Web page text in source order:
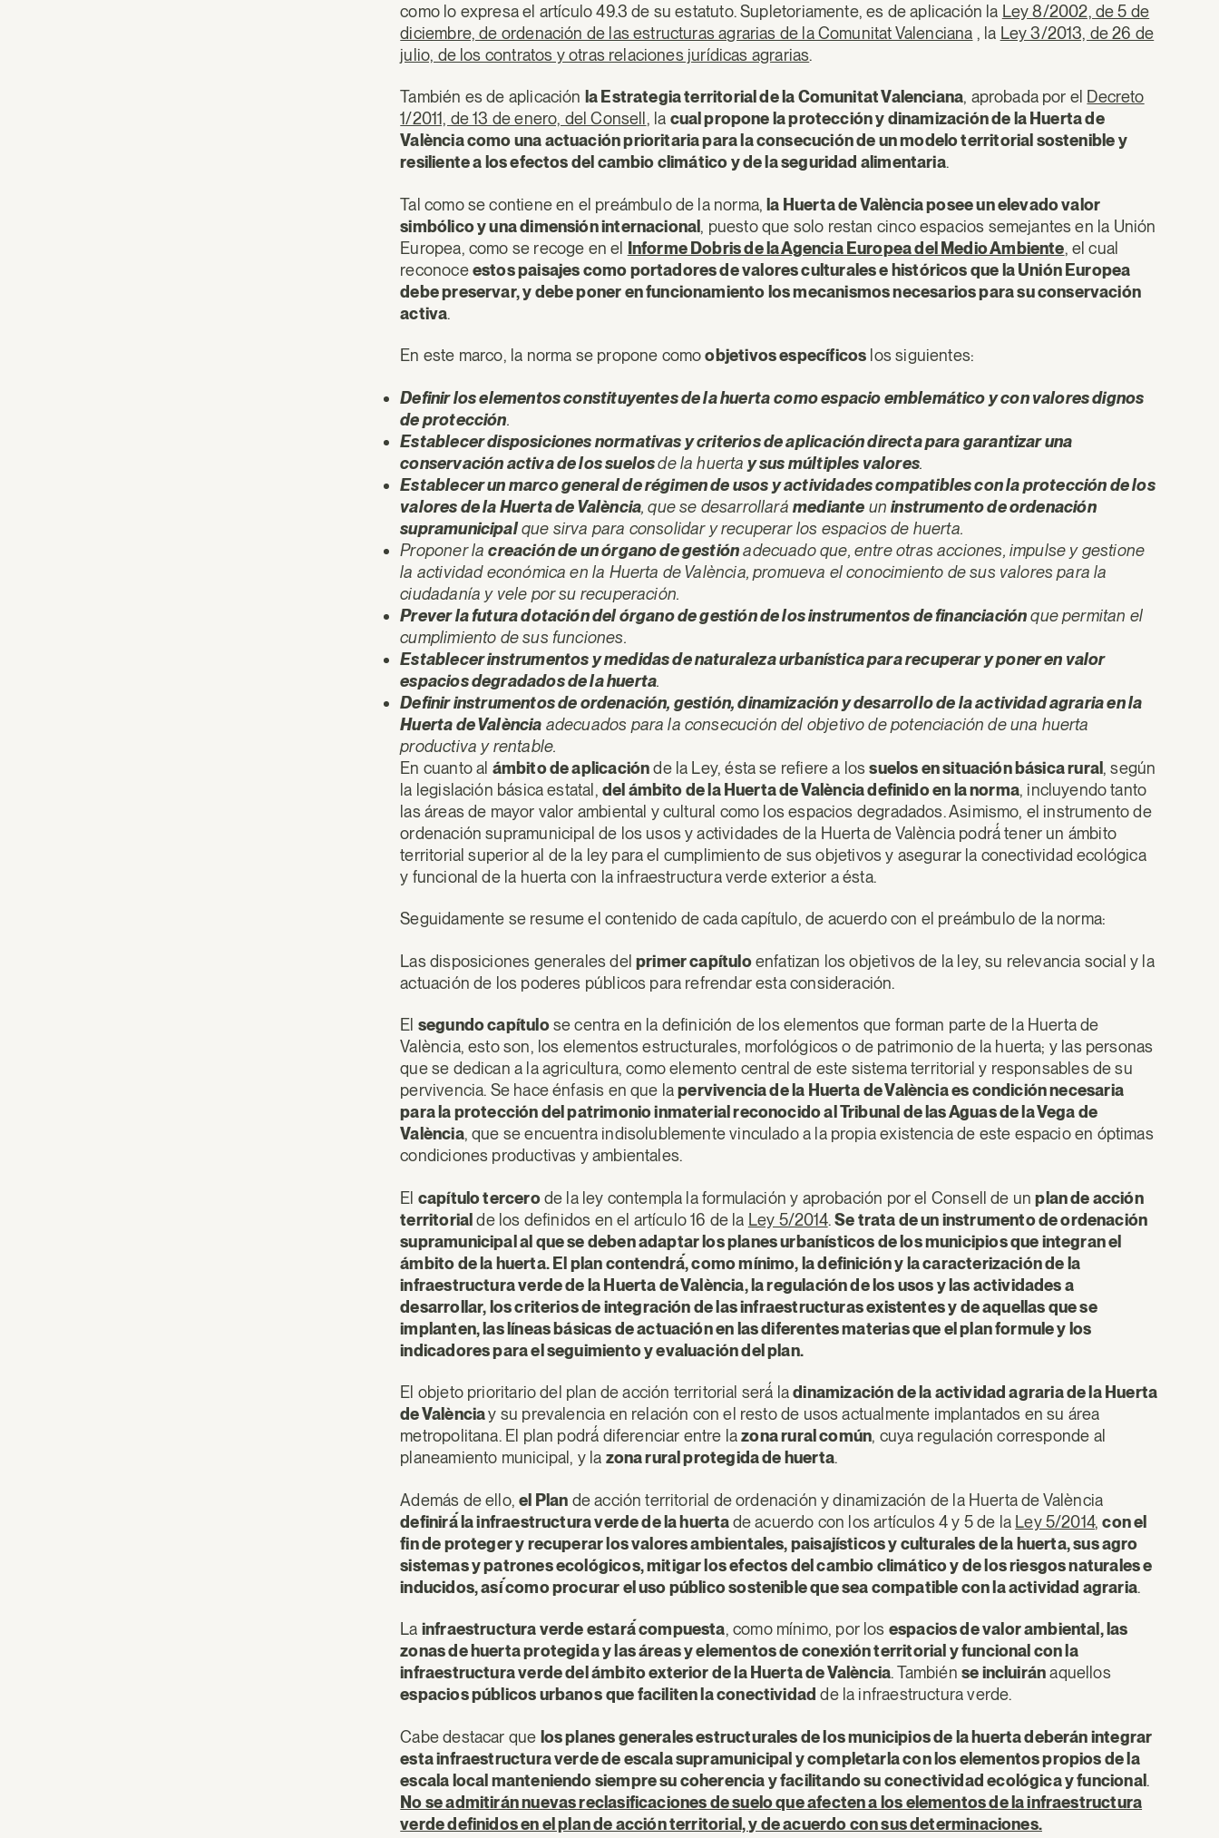
como lo expresa el artículo 49.3 de su estatuto. Supletoriamente, es de aplicación la Ley 8/2002, de 5 de
diciembre, de ordenación de las estructuras agrarias de la Comunitat Valenciana , la Ley 3/2013, de 26 de
julio, de los contratos y otras relaciones jurídicas agrarias.
También es de aplicación la Estrategia territorial de la Comunitat Valenciana, aprobada por el Decreto
1/2011, de 13 de enero, del Consell , la cual propone la protección y dinamización de la Huerta de
València como una actuación prioritaria para la consecución de un modelo territorial sostenible y
resiliente a los efectos del cambio climático y de la seguridad alimentaria.
Tal como se contiene en el preámbulo de la norma,la Huerta de València posee un elevado valor
simbólico y una dimensión internacional, puesto que solo restan cinco espacios semejantes en la Unión
Europea, como se recoge en el Informe Dobris de la Agencia Europea del Medio Ambiente, el cual
reconoceestos paisajes como portadores de valores culturales e históricos que la Unión Europea
debe preservar, y debe poner en funcionamiento los mecanismos necesarios para su conservación
activa.
En este marco, la norma se propone comoobjetivos específicos los siguientes:
Definir los elementos constituyentes de la huerta como espacio emblemático y con valores dignos
de protección.
Establecer disposiciones normativas y criterios de aplicación directa para garantizar una
conservación activa de los suelosde la huerta y sus múltiples valores.
Establecer un marco general de régimen de usos y actividades compatibles con la protección de los
valores de la Huerta de València, que se desarrollarámediante uninstrumento de ordenación
supramunicipalque sirva para consolidar y recuperar los espacios de huerta.
Proponer lacreación de un órgano de gestiónadecuado que, entre otras acciones, impulse y gestione
la actividad económica en la Huerta de València, promueva el conocimiento de sus valores para la
ciudadanía y vele por su recuperación.
Prever la futura dotación del órgano de gestión de los instrumentos de financiaciónque permitan el
cumplimiento de sus funciones.
Establecer instrumentos y medidas de naturaleza urbanística para recuperar y poner en valor
espacios degradados de la huerta.
Definir instrumentos de ordenación, gestión, dinamización y desarrollo de la actividad agraria en la
Huerta de València adecuados para la consecución del objetivo de potenciación de una huerta
productiva y rentable.
En cuanto al ámbito de aplicaciónde la Ley, ésta se refiere a lossuelos en situación básica rural, según
la legislación básica estatal, del ámbito de la Huerta de València definido en la norma, incluyendo tanto
las áreas de mayor valor ambiental y cultural como los espacios degradados. Asimismo, el instrumento de
ordenación supramunicipal de los usos y actividades de la Huerta de València podrá́ tener un ámbito
territorial superior al de la ley para el cumplimiento de sus objetivos y asegurar la conectividad ecológica
y funcional de la huerta con la infraestructura verde exterior a ésta.
Seguidamente se resume el contenido de cada capítulo, de acuerdo con el preámbulo de la norma:
Las disposiciones generales delprimer capítuloenfatizan los objetivos de la ley, su relevancia social y la
actuación de los poderes públicos para refrendar esta consideración.
El segundo capítulose centra en la definición de los elementos que forman parte de la Huerta de
València, esto son, los elementos estructurales, morfológicos o de patrimonio de la huerta; y las personas
que se dedican a la agricultura, como elemento central de este sistema territorial y responsables de su
pervivencia. Se hace énfasis en que lapervivencia de la Huerta de València es condición necesaria
para la protección del patrimonio inmaterial reconocido al Tribunal de las Aguas de la Vega de
València, que se encuentra indisolublemente vinculado a la propia existencia de este espacio en óptimas
condiciones productivas y ambientales.
El capítulo tercerode la ley contempla la formulación y aprobación por el Consell de unplan de acción
territorialde los definidos en el artículo 16 de la Ley 5/2014.Se trata de un instrumento de ordenación
supramunicipal al que se deben adaptar los planes urbanísticos de los municipios que integran el
ámbito de la huerta. El plan contendrá́, como mínimo, la definición y la caracterización de la
infraestructura verde de la Huerta de València, la regulación de los usos y las actividades a
desarrollar, los criterios de integración de las infraestructuras existentes y de aquellas que se
implanten, las líneas básicas de actuación en las diferentes materias que el plan formule y los
indicadores para el seguimiento y evaluación del plan.
El objeto prioritario del plan de acción territorial será́ ladinamización de la actividad agraria de la Huerta
de Valènciay su prevalencia en relación con el resto de usos actualmente implantados en su área
metropolitana. El plan podrá́ diferenciar entre lazona rural común, cuya regulación corresponde al
planeamiento municipal, y la zona rural protegida de huerta.
Además de ello,el Plan de acción territorial de ordenación y dinamización de la Huerta de València
definirá́ la infraestructura verde de la huertade acuerdo con los artículos 4 y 5 de la Ley 5/2014,con el
fin de proteger y recuperar los valores ambientales, paisajísticos y culturales de la huerta, sus agro
sistemas y patrones ecológicos, mitigar los efectos del cambio climático y de los riesgos naturales e
inducidos, así́ como procurar el uso público sostenible que sea compatible con la actividad agraria.
La infraestructura verde estará́ compuesta, como mínimo, por los espacios de valor ambiental, las
zonas de huerta protegida y las áreas y elementos de conexión territorial y funcional con la
infraestructura verde del ámbito exterior de la Huerta de València. También se incluiránaquellos
espacios públicos urbanos que faciliten la conectividad de la infraestructura verde.
Cabe destacar que los planes generales estructurales de los municipios de la huerta deberán integrar
esta infraestructura verde de escala supramunicipal y completarla con los elementos propios de la
escala local manteniendo siempre su coherencia y facilitando su conectividad ecológica y funcional.
No se admitirán nuevas reclasificaciones de suelo que afecten a los elementos de la infraestructura
verde definidos en el plan de acción territorial, y de acuerdo con sus determinaciones.